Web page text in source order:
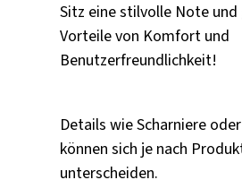
Sitz eine stilvolle Note und
Vorteile von Komfort und
Benutzerfreundlichkeit!
Details wie Scharniere
können sich je nach
unterscheiden.